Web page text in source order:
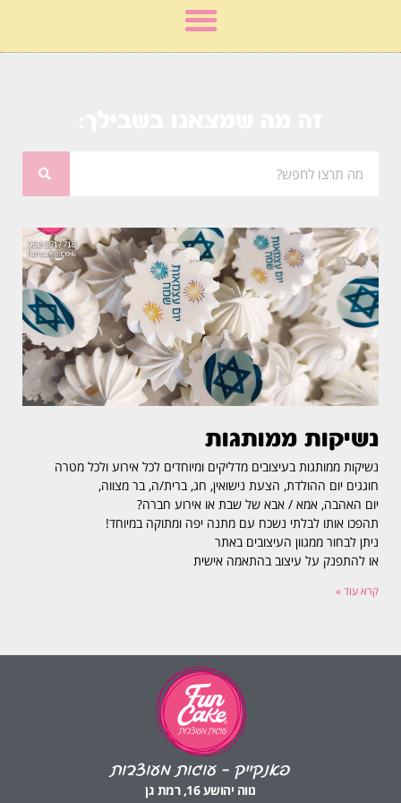
נשיקות ממותגות
נשיקות ממותגות בעיצובים מדליקים ומיוחדים לכל אירוע ולכל מטרה
חוגגים יום ההולדת, הצעת נישואין, חג, ברית/ה, בר מצווה,
יום האהבה, אמא / אבא של שבת או אירוע חברה?
תהפכו אותו לבלתי נשכח עם מתנה יפה ומתוקה במיוחד!
ניתן לבחור ממגוון העיצובים באתר
או להתפנק על עיצוב בהתאמה אישית
קרא עוד »
פאנקייק – עוגות מעוצבות
נווה יהושע 16, רמת גן